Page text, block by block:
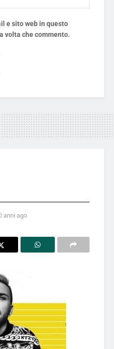
e sito web in questo
volta che commento.
anni ago